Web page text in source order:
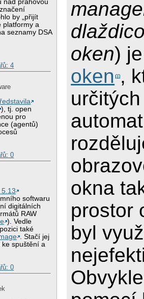
nad prahovou
by „přijít
platformy a
seznamy DSA
4
), tj. open
pro
(agentů)
0
5.13
softwaru
digitálních
RAW
). Vedle
také
. Stačí jej
ke spuštění a
0
oken)
oken ,
okna
prostor
byl